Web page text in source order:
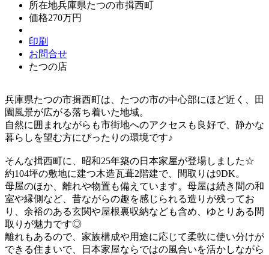
所在地兵庫県たつの市揖西町
価格270万円
印刷
お問合せ
たつの店
兵庫県たつの市揖西町は、たつの市の中心部にほど近く、田
園風景が広がる落ち着いた地域。
自然に囲まれながらも市街地へのアクセスも良好で、静かな
暮らしを望む方にぴったりの環境です♪
そんな揖西町に、昭和25年築の日本家屋が登場しました☆
約104坪の敷地に建つ木造瓦葺2階建で、間取りは9DK。
母屋のほか、離れや物置も備えています。母屋は続き間の和
室や縁側など、昔ながらの趣を感じられる造りが残ってお
り、余裕のある玄関や屋根裏収納なども含め、ゆとりある間
取りが魅力です◎
離れもあるので、家族構成や用途に応じて柔軟に使い分けが
できる住まいで、日本家屋ならではの風合いを活かしながら